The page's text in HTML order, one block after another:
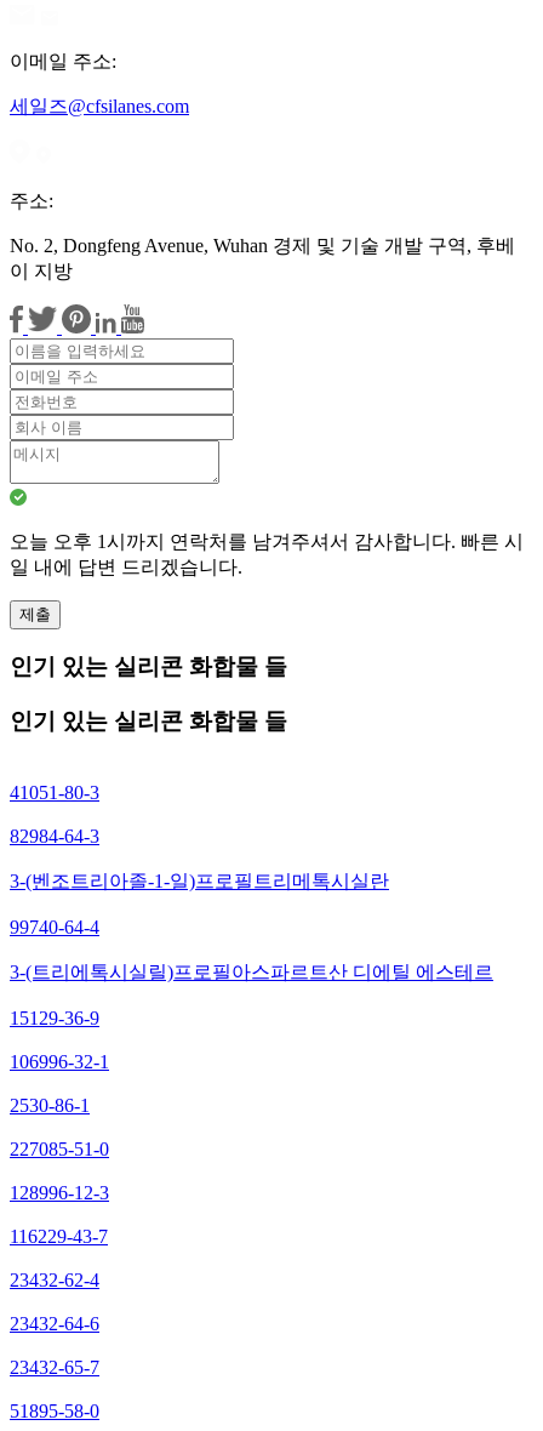
이메일 주소:
세일즈@cfsilanes.com
주소:
No. 2, Dongfeng Avenue, Wuhan 경제 및 기술 개발 구역, 후베
이 지방
오늘 오후 1시까지 연락처를 남겨주셔서 감사합니다. 빠른 시
일 내에 답변 드리겠습니다.
제출
인기 있는 실리콘 화합물 들
인기 있는 실리콘 화합물 들
41051-80-3
82984-64-3
3-(벤조트리아졸-1-일)프로필트리메톡시실란
99740-64-4
3-(트리에톡시실릴)프로필아스파르트산 디에틸 에스테르
15129-36-9
106996-32-1
2530-86-1
227085-51-0
128996-12-3
116229-43-7
23432-62-4
23432-64-6
23432-65-7
51895-58-0